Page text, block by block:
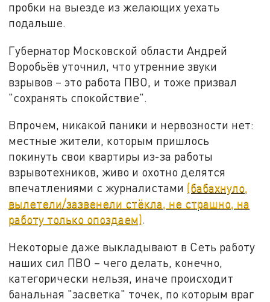
пробки на выезде из желающих уехать
подальше.
Губернатор Московской области Андрей
Воробьёв уточнил, что утренние звуки
взрывов – это работа ПВО, и тоже призвал
"сохранять спокойствие".
Впрочем, никакой паники и нервозности нет:
местные жители, которым пришлось
покинуть свои квартиры из-за работы
взрывотехников, живо и охотно делятся
впечатлениями с журналистами (бабахнуло,
вылетели/зазвенели стёкла, не страшно, на
работу только опоздаем).
Некоторые даже выкладывают в Сеть работу
наших сил ПВО – чего делать, конечно,
категорически нельзя, иначе происходит
банальная "засветка" точек, по которым враг